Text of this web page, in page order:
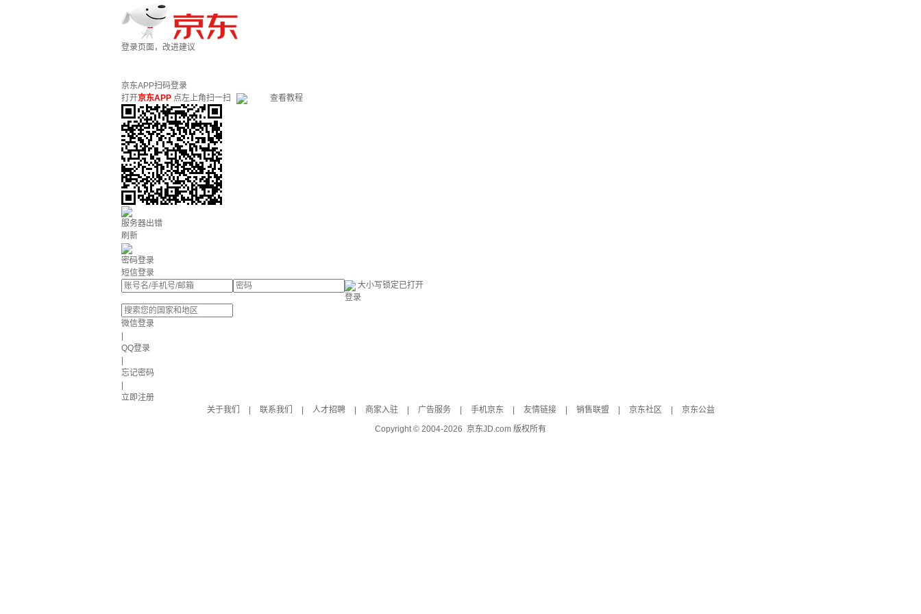
登录页面，改进建议
京东APP扫码登录
打开京东APP 点左上角扫一扫 查看教程
服务器出错
刷新
密码登录
短信登录
大小写锁定已打开
登录
微信登录
QQ登录
忘记密码
立即注册
关于我们
联系我们 人才招聘 商家入驻 广告服务 手机京东 友情链接 销售联盟 京东社区
京东公益
Copyright © 2004-2026 京东JD.com 版权所有